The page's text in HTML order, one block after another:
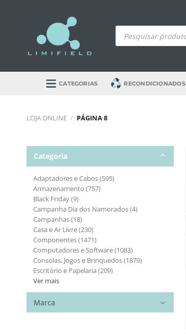
Products
search
CATEGORIAS RECONDICIONADOS
LOJA ONLINE / PÁGINA 8
Categoria
Adaptadores e Cabos(595)
Armazenamento (757)
Black Friday(9)
Campanha Dia dos Namorados(4)
Campanhas(18)
Casa e Ar Livre(230)
Componentes(1471)
Computadores e Software(1083)
Consolas, Jogos e Brinquedos(1879)
Escritório e Papelaria (209)
Ver mais
Marca